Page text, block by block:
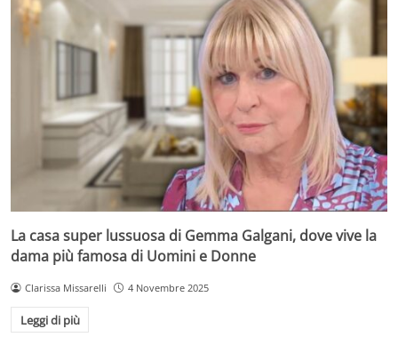
La casa super lussuosa di Gemma Galgani, dove vive la
dama più famosa di Uomini e Donne
Clarissa Missarelli 4 Novembre 2025
Leggi di più